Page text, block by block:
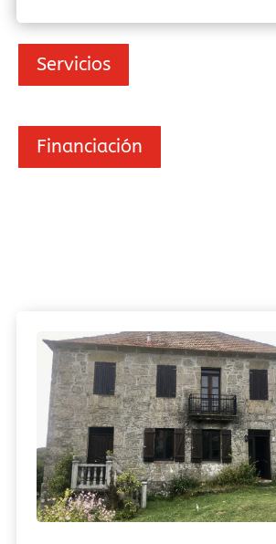
Servicios
Financiación